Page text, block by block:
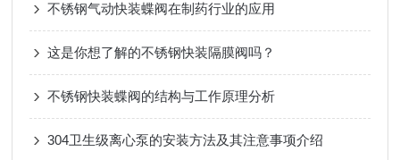
不锈钢气动快装蝶阀在制药行业的应用
这是你想了解的不锈钢快装隔膜阀吗？
不锈钢快装蝶阀的结构与工作原理分析
304卫生级离心泵的安装方法及其注意事项介绍